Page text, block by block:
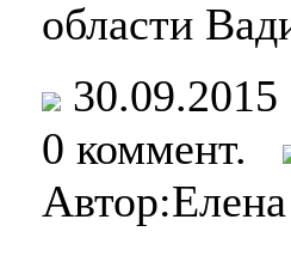
области
0 коммент.